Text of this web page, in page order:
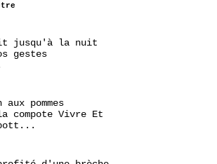
jusqu'à la nuit
gestes
pommes
compote Vivre Et